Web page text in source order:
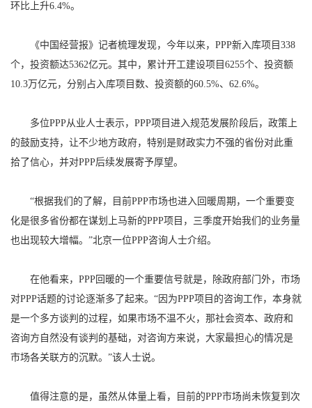
环比上升6.4%。
《中国经营报》记者梳理发现，今年以来，PPP新入库项目338
个，投资额达5362亿元。其中，累计开工建设项目6255个、投资额
10.3万亿元，分别占入库项目数、投资额的60.5%、62.6%。
多位PPP从业人士表示，PPP项目进入规范发展阶段后，政策上
的鼓励支持，让不少地方政府，特别是财政实力不强的省份对此重
拾了信心，并对PPP后续发展寄予厚望。
“根据我们的了解，目前PPP市场也进入回暖周期，一个重要变
化是很多省份都在谋划上马新的PPP项目，三季度开始我们的业务量
也出现较大增幅。”北京一位PPP咨询人士介绍。
在他看来，PPP回暖的一个重要信号就是，除政府部门外，市场
对PPP话题的讨论逐渐多了起来。“因为PPP项目的咨询工作，本身就
是一个多方谈判的过程，如果市场不温不火，那社会资本、政府和
咨询方自然没有谈判的基础，对咨询方来说，大家最担心的情况是
市场各关联方的沉默。”该人士说。
值得注意的是，虽然从体量上看，目前的PPP市场尚未恢复到次